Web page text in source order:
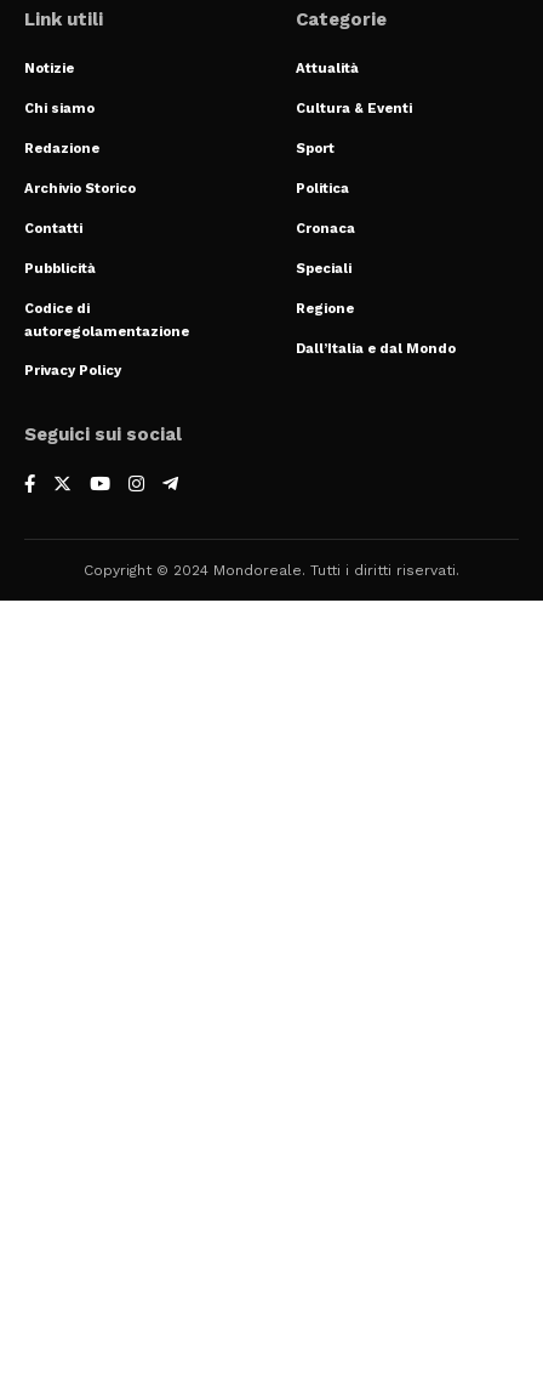
Link utili
Notizie
Chi siamo
Redazione
Archivio Storico
Contatti
Pubblicità
Codice di
autoregolamentazione
Privacy Policy
Categorie
Attualità
Cultura & Eventi
Sport
Politica
Cronaca
Speciali
Regione
Dall’Italia e dal Mondo
Seguici sui social
Copyright © 2024 Mondoreale. Tutti i diritti riservati.